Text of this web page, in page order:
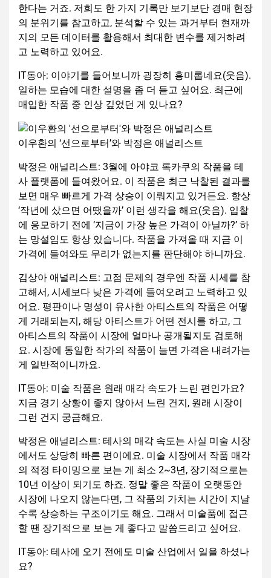
한다는 거죠. 저희도 한 가지 기록만 보기보단 경매 현장
의 분위기를 참고하고, 분석할 수 있는 과거부터 현재까
지의 모든 데이터를 활용해서 최대한 변수를 제거하려
고 노력하고 있어요.
IT동아: 이야기를 들어보니까 굉장히 흥미롭네요(웃음).
일하는 모습에 대한 설명을 좀 더 듣고 싶어요. 최근에
매입한 작품 중 인상 깊었던 게 있나요?
이우환의 ‘선으로부터’와 박정은 애널리스트
박정은 애널리스트: 3월에 아야코 록카쿠의 작품을 테
사 플랫폼에 들여왔어요. 이 작품은 최근 낙찰된 결과를
보면 매우 빠르게 가격 상승이 이뤄지고 있거든요. 항상
‘작년에 샀으면 어땠을까’ 이런 생각을 해요(웃음). 입찰
에 응모하기 전에 ‘지금이 가장 높은 가격이 아닐까?’ 하
는 망설임도 항상 있습니다. 작품을 가져올 때 지금 이
가격에 들여와도 무리가 없는지를 판단해야 하니까요.
김상아 애널리스트: 고점 문제의 경우엔 작품 시세를 참
고해서, 시세보다 낮은 가격에 들여오려고 노력하고 있
어요. 평판이나 명성이 유사한 아티스트의 작품은 어떻
게 거래되는지, 해당 아티스트가 어떤 전시를 하고, 그
아티스트의 작품이 시장에 얼마나 공개될지도 검토해
요. 시장에 동일한 작가의 작품이 늘면 가격은 내려가는
게 일반적이니까요.
IT동아: 미술 작품은 원래 매각 속도가 느린 편인가요?
지금 경기 상황이 좋지 않아서 느린 건지, 원래 시장이
그런 건지 궁금해요.
박정은 애널리스트: 테사의 매각 속도는 사실 미술 시장
에서도 상당히 빠른 편이에요. 미술 시장에서 작품 매각
의 적정 타이밍으로 보는 게 최소 2~3년, 장기적으로는
10년 이상이 되기도 하죠. 정말 좋은 작품이 오랫동안
시장에 나오지 않는다면, 그 작품의 가치는 시간이 지날
수록 상승하는 구조이기도 해요. 그래서 미술품에 접근
할 땐 장기적으로 보는 게 좋다고 말씀드리고 싶어요.
IT동아: 테사에 오기 전에도 미술 산업에서 일을 하셨나
요?